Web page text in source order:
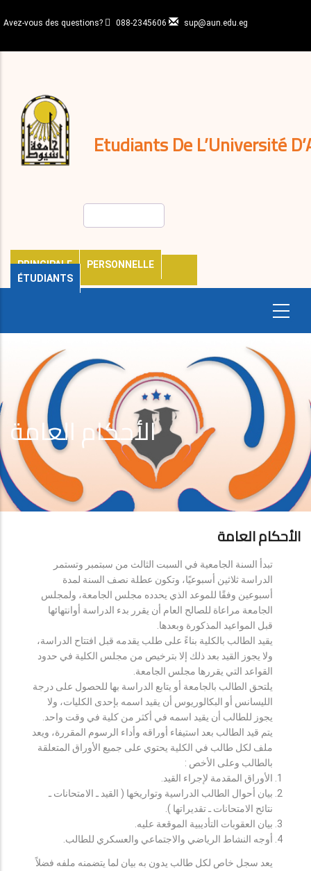
au
principal
Avez-vous des questions? 088-2345606 sup@aun.edu.eg
Etudiants De L’Université
PRINCIPALE
PERSONNELLE
ÉTUDIANTS
décisions
Expatriés
Journal
الأحكام العامة
الأحكام العامة
تبدأ السنة الجامعية في السبت الثالث من سبتمبر وتستمر
الدراسة ثلاثين أسبوعيًا، وتكون عطلة نصف السنة لمدة
أسبوعين وفقًا للموعد الذي يحدده مجلس الجامعة، ولمجلس
الجامعة مراعاة للصالح العام أن يقرر بدء الدراسة أوانتهائها
قبل المواعيد المذكورة وبعدها.
يقيد الطالب بالكلية بناءً على طلب يقدمه قبل افتتاح الدراسة،
ولا يجوز القيد بعد ذلك إلا بترخيص من مجلس الكلية في حدود
القواعد التي يقررها مجلس الجامعة.
يلتحق الطالب بالجامعة أو يتابع الدراسة بها للحصول على درجة
الليسانس أو البكالوريوس أن يقيد اسمه بإحدى الكليات، ولا
يجوز للطالب أن يقيد اسمه في أكثر من كلية في وقت واحد.
يتم قيد الطالب بعد استيفاء أوراقه وأداء الرسوم المقررة، ويعد
ملف لكل طالب في الكلية يحتوي على جميع الأوراق المتعلقة
بالطالب وعلى الأخص :
الأوراق المقدمة لإجراء القيد.
بيان أحوال الطالب الدراسية وتواريخها ( القيد ـ الامتحانات ـ
نتائح الامتحانات ـ تقديراتها ).
بيان العقوبات التأديبية الموقعة عليه.
أوجه النشاط الرياضي والاجتماعي والعسكري للطالب.
يعد سجل خاص لكل طالب يدون به بيان لما يتضمنه ملفه فضلاً